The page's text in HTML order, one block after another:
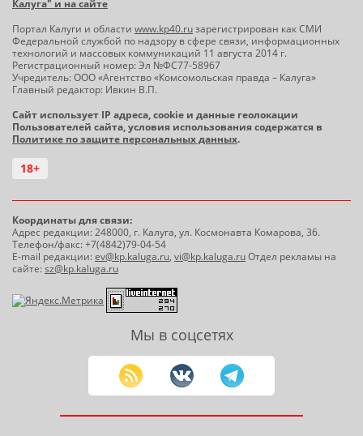
Калуга" и на сайте
Портал Калуги и области www.kp40.ruзарегистрирован как СМИ
Федеральной службой по надзору в сфере связи, информационных
технологий и массовых коммуникаций 11 августа 2014 г.
Регистрационный номер: Эл №ФС77-58967
Учредитель: ООО «Агентство «Комсомольская правда – Калуга»
Главный редактор: Ивкин В.П.
Сайт использует IP адреса, cookie и данные геолокации
Пользователей сайта, условия использования содержатся в
Политике по защите персональных данных.
18+
Координаты для связи:
Адрес редакции: 248000, г. Калуга, ул. Космонавта Комарова, 36.
Телефон/факс: +7(4842)79-04-54
E-mail редакции:ev@kp.kaluga.ru, vi@kp.kaluga.ruОтдел рекламы на
сайте:sz@kp.kaluga.ru
Мы в соцсетях